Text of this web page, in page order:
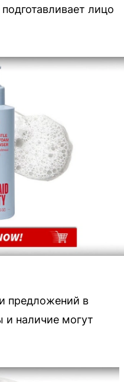
лицо
предложений в
и наличие могут